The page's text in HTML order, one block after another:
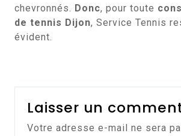
chevronnés. Donc, pour toute
de tennis Dijon, Service Tennis
évident.
Laisser un
Votre adresse e-mail ne sera